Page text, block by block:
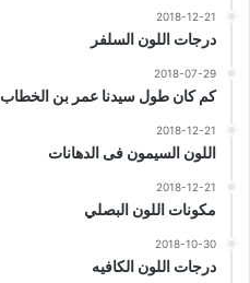
2018-12-21
درجات اللون السلفر
2018-07-29
كم كان طول سيدنا عمر بن الخطاب
2018-12-21
اللون السيمون فى الدهانات
2018-12-21
مكونات اللون البصلي
2018-10-30
درجات اللون الكافيه